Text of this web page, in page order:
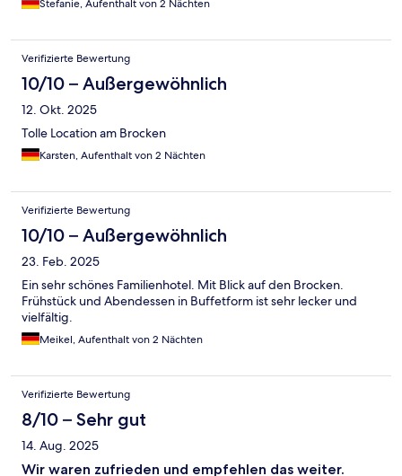
Stefanie, Aufenthalt von 2 Nächten
Verifizierte Bewertung
10/10 – Außergewöhnlich
12. Okt. 2025
Tolle Location am Brocken
Karsten, Aufenthalt von 2 Nächten
Verifizierte Bewertung
10/10 – Außergewöhnlich
23. Feb. 2025
Ein sehr schönes Familienhotel. Mit Blick auf den Brocken.
Frühstück und Abendessen in Buffetform ist sehr lecker und
vielfältig.
Meikel, Aufenthalt von 2 Nächten
Verifizierte Bewertung
8/10 – Sehr gut
14. Aug. 2025
Wir waren zufrieden und empfehlen das weiter.